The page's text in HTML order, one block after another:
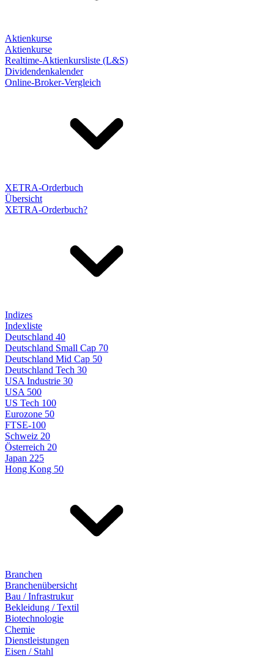
Aktienkurse
Aktienkurse
Realtime-Aktienkursliste (L&S)
Dividendenkalender
Online-Broker-Vergleich
XETRA-Orderbuch
Übersicht
XETRA-Orderbuch?
Indizes
Indexliste
Deutschland 40
Deutschland Small Cap 70
Deutschland Mid Cap 50
Deutschland Tech 30
USA Industrie 30
USA 500
US Tech 100
Eurozone 50
FTSE-100
Schweiz 20
Österreich 20
Japan 225
Hong Kong 50
Branchen
Branchenübersicht
Bau / Infrastrukur
Bekleidung / Textil
Biotechnologie
Chemie
Dienstleistungen
Eisen / Stahl